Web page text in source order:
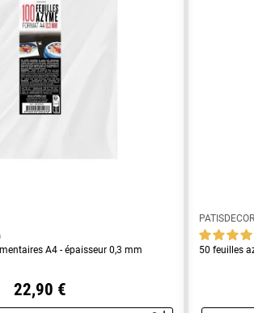
A4 - épaisseur 0,3 mm
22,90 €
50 feuilles